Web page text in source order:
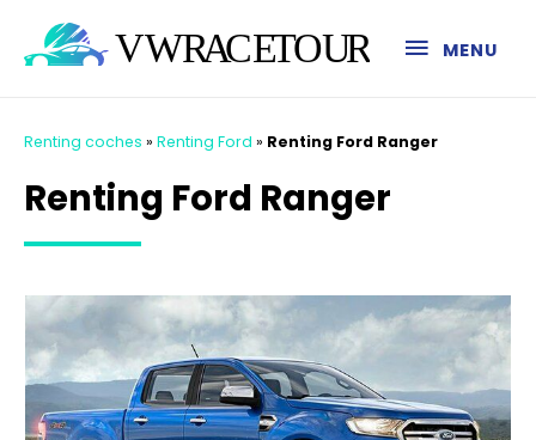
MENU
Renting coches » Renting Ford » Renting Ford Ranger
Renting Ford Ranger